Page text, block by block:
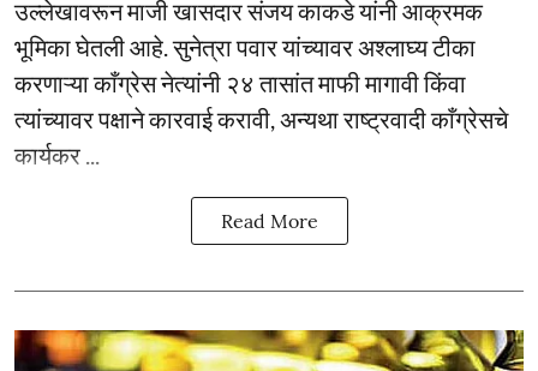
उल्लेखावरून माजी खासदार संजय काकडे यांनी आक्रमक
भूमिका घेतली आहे. सुनेत्रा पवार यांच्यावर अश्लाघ्य टीका
करणाऱ्या काँग्रेस नेत्यांनी २४ तासांत माफी मागावी किंवा
त्यांच्यावर पक्षाने कारवाई करावी, अन्यथा राष्ट्रवादी काँग्रेसचे
कार्यकर ...
Read More